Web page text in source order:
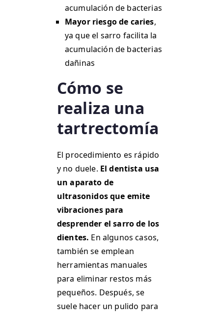
acumulación de bacterias
Mayor riesgo de caries,
ya que el sarro facilita la
acumulación de bacterias
dañinas
Cómo se
realiza una
tartrectomía
El procedimiento es rápido
y no duele. El dentista usa
un aparato de
ultrasonidos que emite
vibraciones para
desprender el sarro de los
dientes. En algunos casos,
también se emplean
herramientas manuales
para eliminar restos más
pequeños. Después, se
suele hacer un pulido para